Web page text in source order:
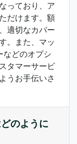
っており、ア
だけます。額
適切なカバー
。また、マッ
などのオプシ
タマーサービ
うお手伝いさ
のように